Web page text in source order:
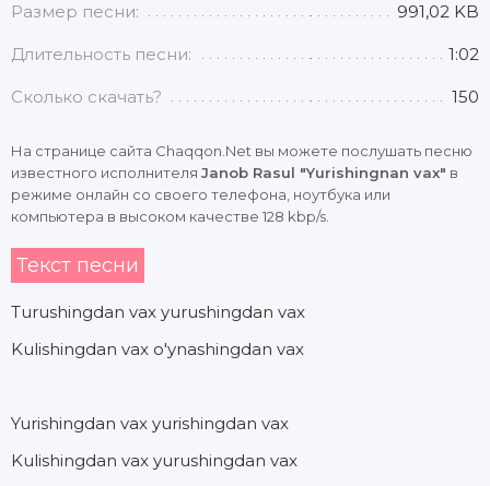
Размер песни: 991,02 KB
Длительность песни: 1:02
Сколько скачать? 150
На странице сайта Chaqqon.Net вы можете послушать песню
известного исполнителя Janob Rasul "Yurishingnan vax" в
режиме онлайн со своего телефона, ноутбука или
компьютера в высоком качестве 128 kbp/s.
Текст песни
Turushingdan vax yurushingdan vax
Kulishingdan vax o'ynashingdan vax
Yurishingdan vax yurishingdan vax
Kulishingdan vax yurushingdan vax